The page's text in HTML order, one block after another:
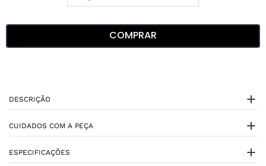
COMPRAR
DESCRIÇÃO
CUIDADOS COM A PEÇA
ESPECIFICAÇÕES